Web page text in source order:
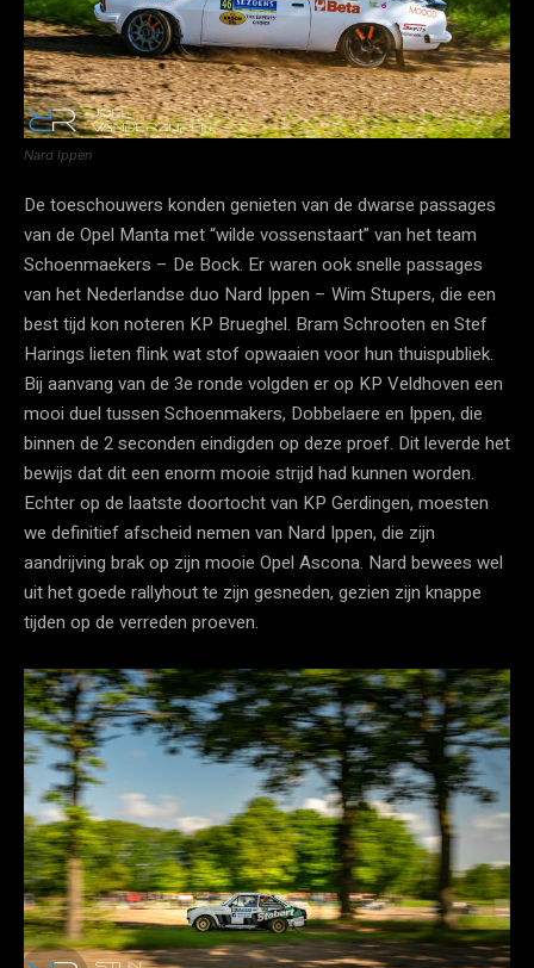
Nard Ippen
De toeschouwers konden genieten van de dwarse passages
van de Opel Manta met “wilde vossenstaart” van het team
Schoenmaekers – De Bock. Er waren ook snelle passages
van het Nederlandse duo Nard Ippen – Wim Stupers, die een
best tijd kon noteren KP Brueghel. Bram Schrooten en Stef
Harings lieten flink wat stof opwaaien voor hun thuispubliek.
Bij aanvang van de 3e ronde volgden er op KP Veldhoven een
mooi duel tussen Schoenmakers, Dobbelaere en Ippen, die
binnen de 2 seconden eindigden op deze proef. Dit leverde het
bewijs dat dit een enorm mooie strijd had kunnen worden.
Echter op de laatste doortocht van KP Gerdingen, moesten
we definitief afscheid nemen van Nard Ippen, die zijn
aandrijving brak op zijn mooie Opel Ascona. Nard bewees wel
uit het goede rallyhout te zijn gesneden, gezien zijn knappe
tijden op de verreden proeven.